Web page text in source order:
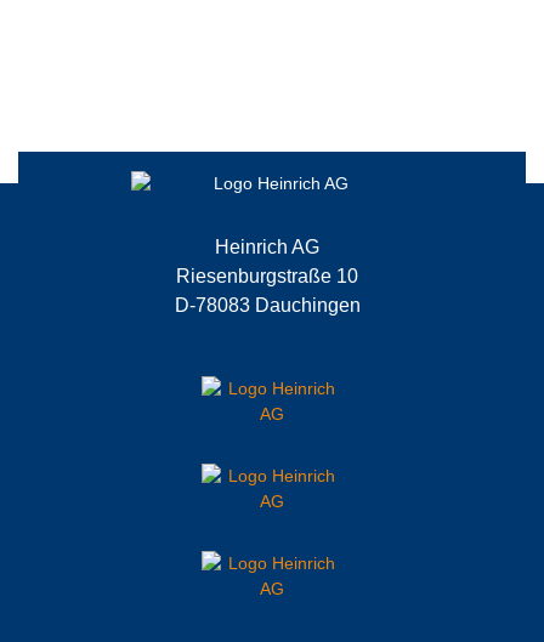
Heinrich AG
Riesenburgstraße 10
D-78083 Dauchingen